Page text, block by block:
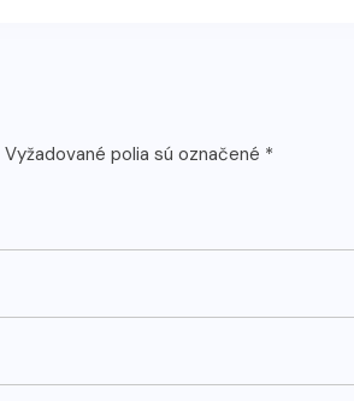
Vyžadované polia sú označené *